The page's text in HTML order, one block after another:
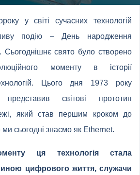
у світі сучасних технологій
подію – День народження
Сьогоднішнє свято було створено
моменту в історії
Цього дня 1973 року
світові прототип
який став першим кроком до
сьогодні знаємо як Ethernet.
ця технологія стала
цифрового життя, служачи